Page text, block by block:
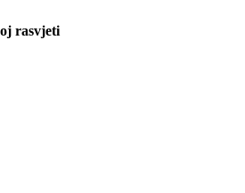
rasvjeti